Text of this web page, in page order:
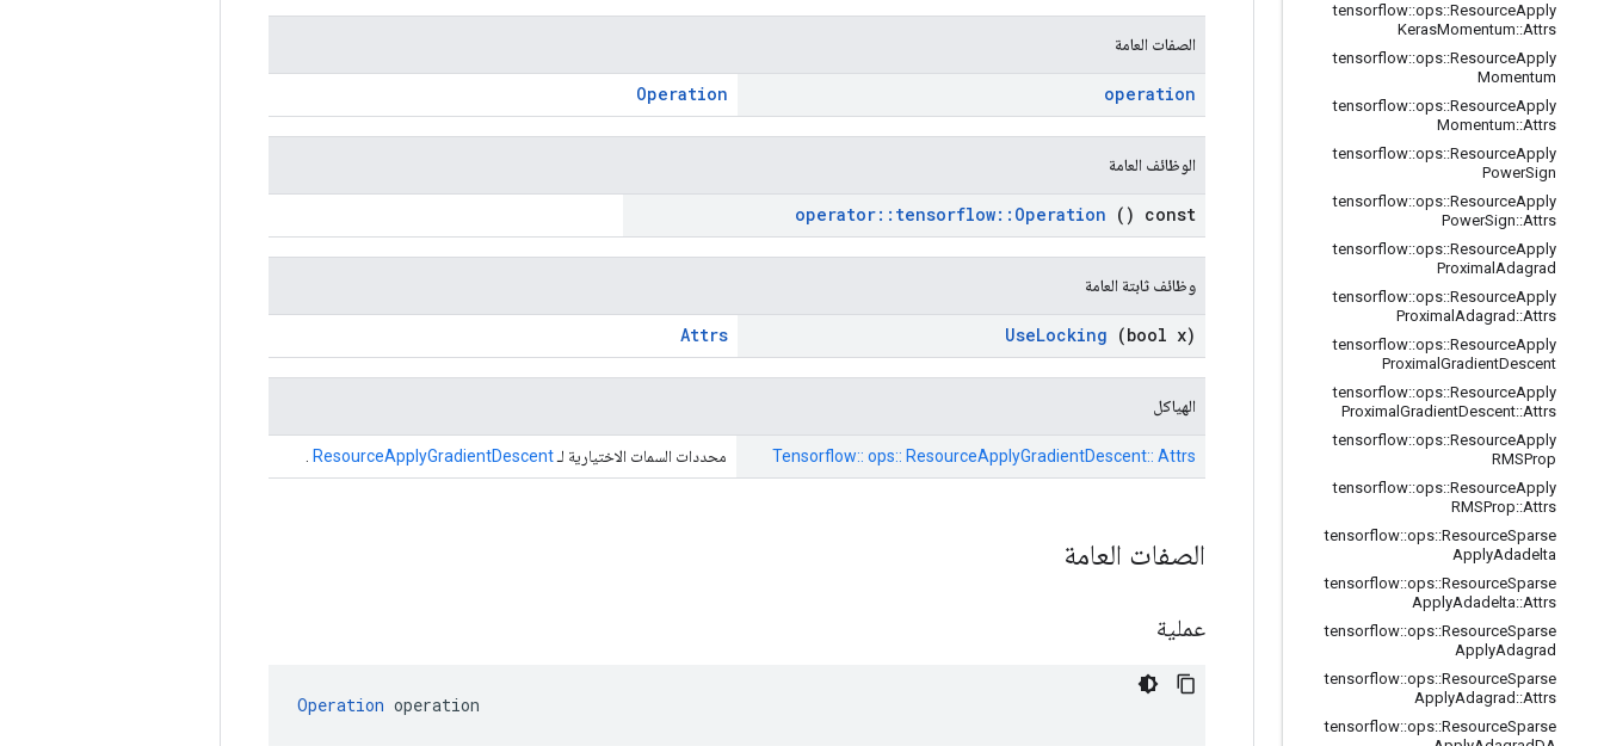
tensorflow::ops::ResourceApply
KerasMomentum::Attrs
tensorflow::ops::ResourceApply
Momentum
tensorflow::ops::ResourceApply
Momentum::Attrs
tensorflow::ops::ResourceApply
PowerSign
tensorflow::ops::ResourceApply
PowerSign::Attrs
tensorflow::ops::ResourceApply
Proximal Adagrad
tensorflow::ops::ResourceApply
Proximal Adagrad ::Attrs
tensorflow::ops::ResourceApply
Proximal GradientDescent
tensorflow::ops::ResourceApply
Proximal GradientDescent::Attrs
tensorflow::ops::ResourceApply
RMSProp
tensorflow::ops::ResourceApply
RMSProp::Attrs
tensorflow::ops::ResourceSparse
ApplyAdadelta
tensorflow::ops::ResourceSparse
ApplyAdadelta::Attrs
tensorflow::ops::ResourceSparse
ApplyAdagrad
tensorflow::ops::ResourceSparse
ApplyAdagrad ::Attrs
tensorflow::ops::ResourceSparse
الصفات العامة
operation
Operation
الوظائف العامة
operator:: tensorflow:: Operation () const
وظائف ثابتة العامة
UseLocking (bool x)
Attrs
الهياكل
Tensorflow:: ops:: ResourceApplyGradientDescent:: Attrs محددات السمات الاختيارية لـResourceApplyGradientDescent
الصفات العامة
عملية
Operation operation